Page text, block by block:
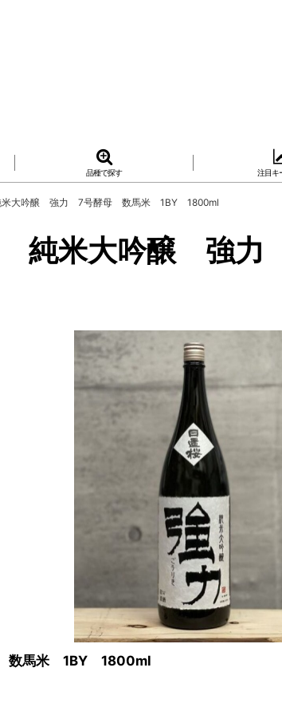
品種で探す 注目キ
米大吟醸 強力 7号酵母 数馬米 1BY 1800ml
純米大吟醸
数馬米 1BY 1800ml